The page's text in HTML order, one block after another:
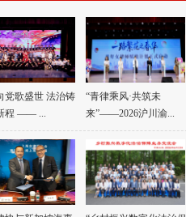
党歌盛世 法治铸
程 —— ...
“青律乘风·共筑未
来”——2026沪川渝...